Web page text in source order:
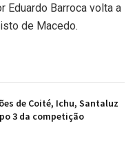
Eduardo Barroca volta a
de Macedo.
de Coité, Ichu, Santaluz
3 da competição